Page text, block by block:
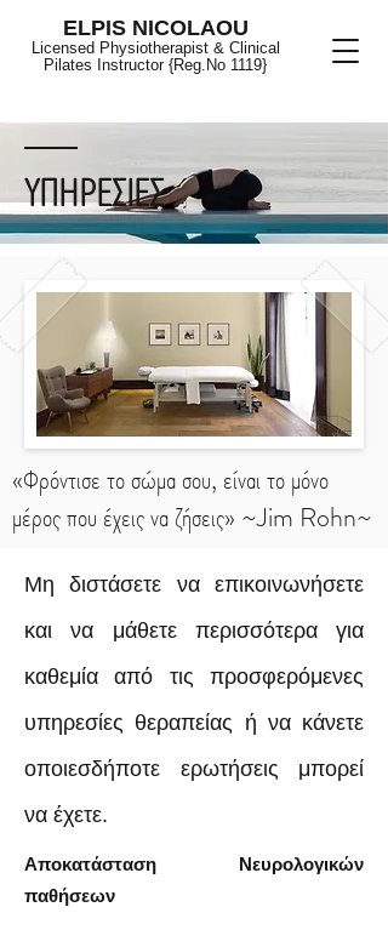
ELPIS NICOLAOU
Licensed Physiotherapist & Clinical
Pilates Instructor {Reg.No 1119}
ΥΠΗΡΕΣΙΕΣ
«Φρόντισε το σώμα σου, είναι το μόνο
μέρος που έχεις να ζήσεις» ~Jim Rohn~
Μη διστάσετε να επικοινωνήσετε
και να μάθετε περισσότερα για
καθεμία από τις προσφερόμενες
υπηρεσίες θεραπείας ή να κάνετε
οποιεσδήποτε ερωτήσεις μπορεί
να έχετε.
Αποκατάσταση Νευρολογικών
παθήσεων